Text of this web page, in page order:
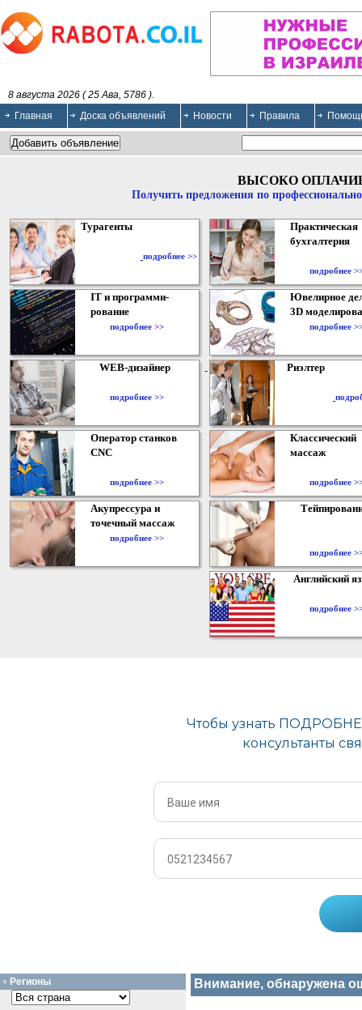
8 августа 2026 ( 25 Ава, 5786 ).
Главная
Доска объявлений Новости Правила
ВЫСОКО
Получить предложения по
Турагенты
подробнее >>
Практическая
бухгалтерия
подробнее
IT и программи-
рование
подробнее >>
Ювелирное
3D
подробнее
WEB-дизайнер
подробнее >>
Риэлтер
Оператор станков
CNC
подробнее >>
Классический
массаж
подробнее
Акупрессура и
точечный массаж
подробнее >>
подробнее
Английский
подробнее
Внимание, обнаружена
Регионы